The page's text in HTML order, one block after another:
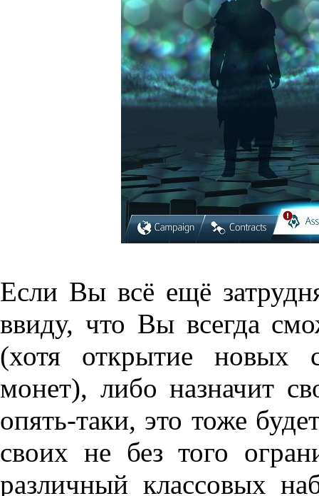
Если Вы всё ещё
ввиду, что Вы всегда
(хотя открытие новых
монет), либо назначит
опять-таки, это тоже
своих не без того
различный классовых